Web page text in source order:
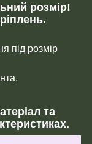
розмір!
під розмір
та